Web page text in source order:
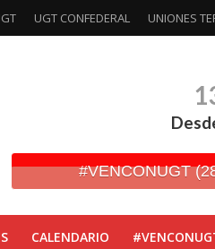
UGT CONFEDERAL UNIONES
#VENCONUGT
CALENDARIO